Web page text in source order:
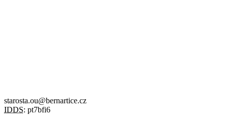
starosta.ou@bernartice.cz
IDDS: pt7bfi6